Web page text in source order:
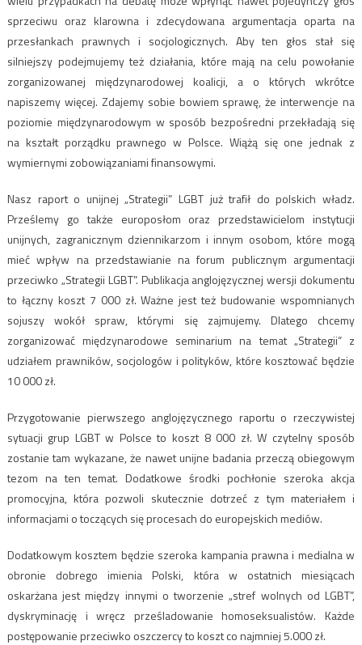
sprzeciwu oraz klarowna i zdecydowana argumentacja oparta na
przesłankach prawnych i socjologicznych. Aby ten głos stał się
silniejszy podejmujemy też działania, które mają na celu powołanie
zorganizowanej międzynarodowej koalicji, a o których wkrótce
napiszemy więcej. Zdajemy sobie bowiem sprawę, że interwencje na
poziomie międzynarodowym w sposób bezpośredni przekładają się
na kształt porządku prawnego w Polsce. Wiążą się one jednak z
wymiernymi zobowiązaniami finansowymi.
Nasz raport o unijnej „Strategii” LGBT już trafił do polskich władz.
Prześlemy go także europosłom oraz przedstawicielom instytucji
unijnych, zagranicznym dziennikarzom i innym osobom, które mogą
mieć wpływ na przedstawianie na forum publicznym argumentacji
przeciwko „Strategii LGBT”. Publikacja anglojęzycznej wersji dokumentu
to łączny koszt 7 000 zł. Ważne jest też budowanie wspomnianych
sojuszy wokół spraw, którymi się zajmujemy. Dlatego chcemy
zorganizować międzynarodowe seminarium na temat „Strategii” z
udziałem prawników, socjologów i polityków, które kosztować będzie
10 000 zł.
Przygotowanie pierwszego anglojęzycznego raportu o rzeczywistej
sytuacji grup LGBT w Polsce to koszt 8 000 zł. W czytelny sposób
zostanie tam wykazane, że nawet unijne badania przeczą obiegowym
tezom na ten temat. Dodatkowe środki pochłonie szeroka akcja
promocyjna, która pozwoli skutecznie dotrzeć z tym materiałem i
informacjami o toczących się procesach do europejskich mediów.
Dodatkowym kosztem będzie szeroka kampania prawna i medialna w
obronie dobrego imienia Polski, która w ostatnich miesiącach
oskarżana jest między innymi o tworzenie „stref wolnych od LGBT”,
dyskryminację i wręcz prześladowanie homoseksualistów. Każde
postępowanie przeciwko oszczercy to koszt co najmniej 5.000 zł.